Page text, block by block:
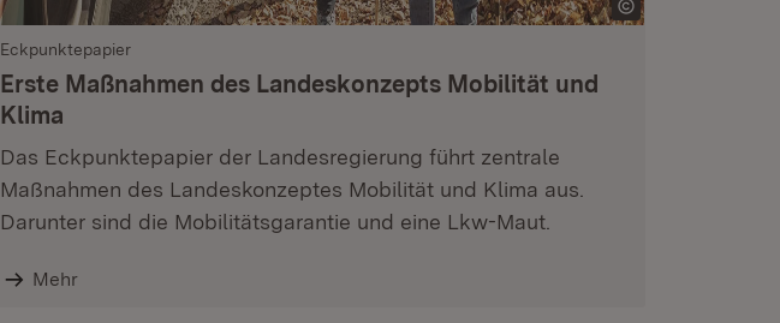
Eckpunktepapier
Erste Maßnahmen des Landeskonzepts Mobilität und
Klima
Das Eckpunktepapier der Landesregierung führt zentrale
Maßnahmen des Landeskonzeptes Mobilität und Klima aus.
Darunter sind die Mobilitätsgarantie und eine Lkw-Maut.
Mehr